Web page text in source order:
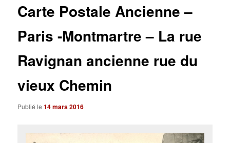
Carte Postale Ancienne –
Paris -Montmartre – La rue
Ravignan ancienne rue du
vieux Chemin
Publié le14 mars 2016